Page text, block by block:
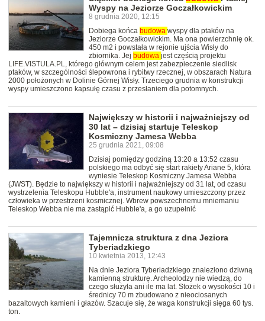
Wyspy na Jeziorze Goczałkowickim
8 grudnia 2020, 12:15
Dobiega końca budowa wyspy dla ptaków na
Jeziorze Goczałkowickim. Ma ona powierzchnię ok.
450 m2 i powstała w rejonie ujścia Wisły do
zbiornika. Jej budowa jest częścią projektu
LIFE.VISTULA.PL, którego głównym celem jest zabezpieczenie siedlisk
ptaków, w szczególności ślepowrona i rybitwy rzecznej, w obszarach Natura
2000 położonych w Dolinie Górnej Wisły. Trzeciego grudnia w konstrukcji
wyspy umieszczono kapsułę czasu z przesłaniem dla potomnych.
Największy w historii i najważniejszy od
30 lat – dzisiaj startuje Teleskop
Kosmiczny Jamesa Webba
25 grudnia 2021, 09:08
Dzisiaj pomiędzy godziną 13:20 a 13:52 czasu
polskiego ma odbyć się start rakiety Ariane 5, która
wyniesie Teleskop Kosmiczny Jamesa Webba
(JWST). Będzie to największy w historii i najważniejszy od 31 lat, od czasu
wystrzelenia Teleskopu Hubble'a, instrument naukowy umieszczony przez
człowieka w przestrzeni kosmicznej. Wbrew powszechnemu mniemaniu
Teleskop Webba nie ma zastąpić Hubble'a, a go uzupełnić
Tajemnicza struktura z dna Jeziora
Tyberiadzkiego
10 kwietnia 2013, 12:43
Na dnie Jeziora Tyberiadzkiego znaleziono dziwną
kamienną strukturę. Archeolodzy nie wiedzą, do
czego służyła ani ile ma lat. Stożek o wysokości 10 i
średnicy 70 m zbudowano z nieociosanych
bazaltowych kamieni i głazów. Szacuje się, że waga konstrukcji sięga 60 tys.
ton.